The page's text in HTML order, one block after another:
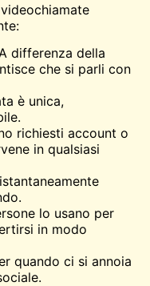
differenza della
che si parli con
è unica,
richiesti account o
in qualsiasi
lo usano per
in modo
quando ci si annoia